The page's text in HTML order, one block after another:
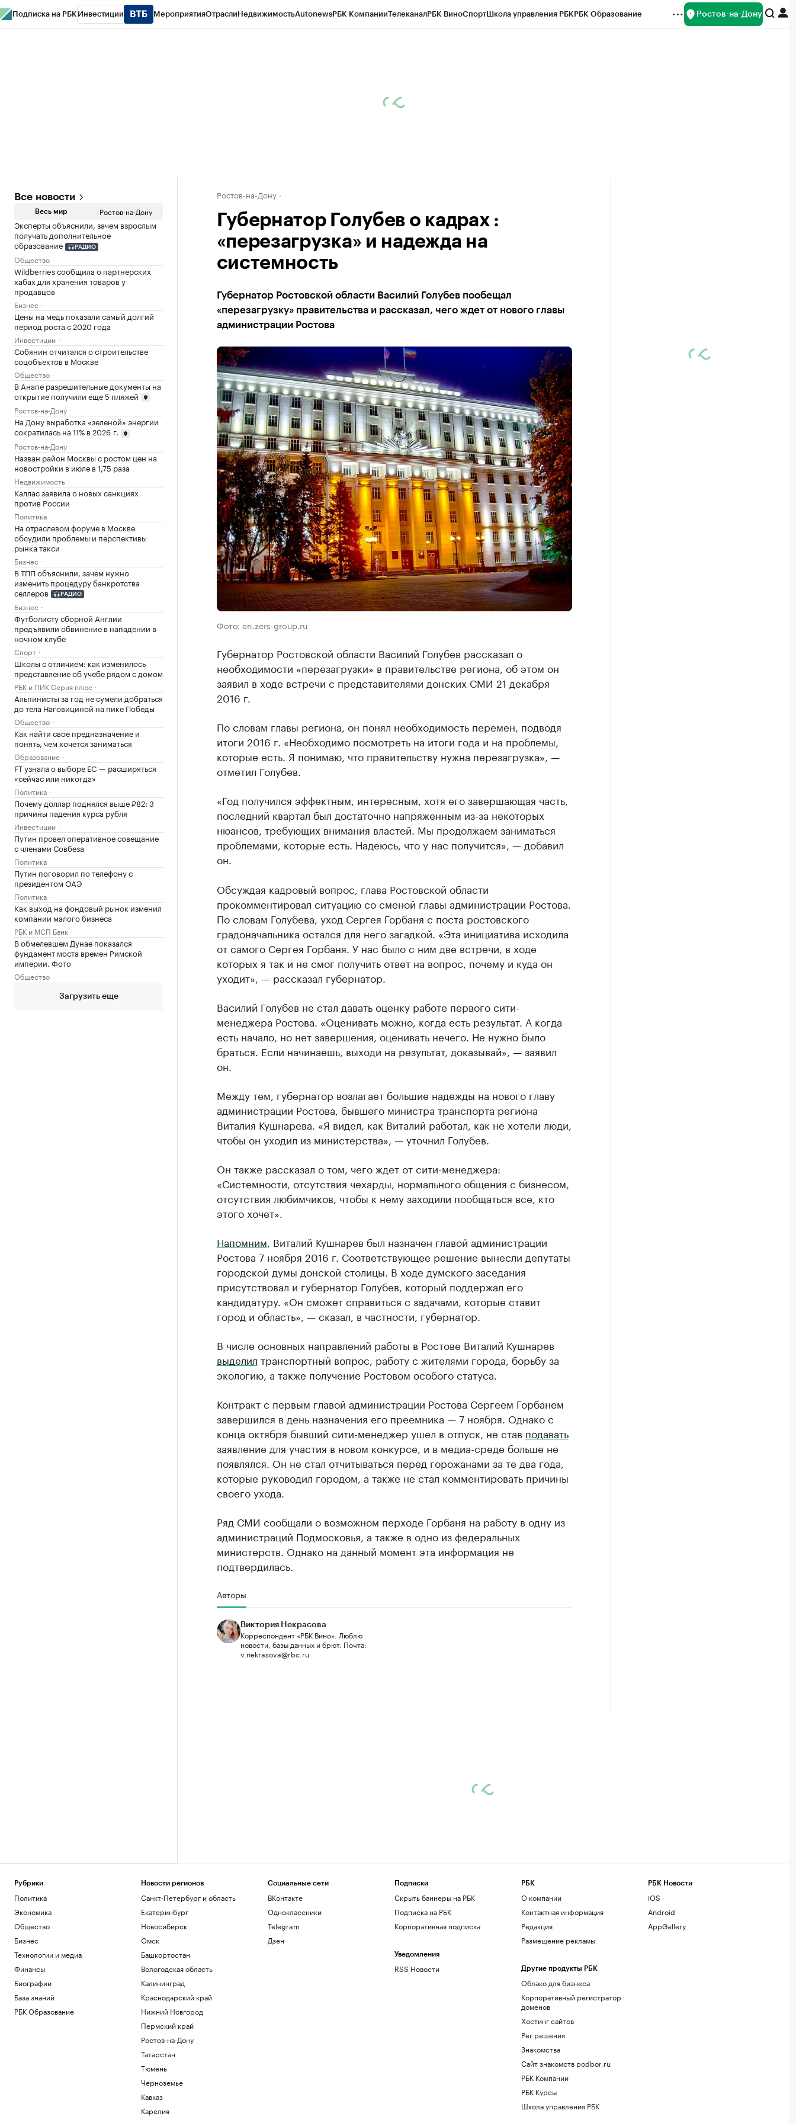
Подписка на РБК Инвестиции МероприятияОтраслиНедвижимостьAutonewsРБК КомпанииТелеканалРБК ВиноСпортШкола управления РБКРБК Образование Ростов-на-Дону
Все новости
Весь мир Ростов-на-Дону
Эксперты объяснили, зачем взрослым
получать дополнительное
образование
РАДИО
Общество
Wildberries сообщила о партнерских
хабах для хранения товаров у
продавцов
Бизнес
Цены на медь показали самый долгий
период роста с 2020 года
Инвестиции
Собянин отчитался о строительстве
соцобъектов в Москве
Общество
В Анапе разрешительные документы на
открытие получили еще 5 пляжей
Ростов-на-Дону
На Дону выработка «зеленой» энергии
сократилась на 11% в 2026 г.
Ростов-на-Дону
Назван район Москвы с ростом цен на
новостройки в июле в 1,75 раза
Недвижимость
Каллас заявила о новых санкциях
против России
Политика
На отраслевом форуме в Москве
обсудили проблемы и перспективы
рынка такси
Бизнес
В ТПП объяснили, зачем нужно
изменить процедуру банкротства
селлеров
РАДИО
Бизнес
Футболисту сборной Англии
предъявили обвинение в нападении в
ночном клубе
Спорт
Школы с отличием: как изменилось
представление об учебе рядом с домом
РБК и ПИК Серия плюс
Альпинисты за год не сумели добраться
до тела Наговициной на пике Победы
Общество
Как найти свое предназначение и
понять, чем хочется заниматься
Образование
FT узнала о выборе ЕС — расширяться
«сейчас или никогда»
Политика
Почему доллар поднялся выше ₽82: 3
причины падения курса рубля
Инвестиции
Путин провел оперативное совещание
с членами Совбеза
Политика
Путин поговорил по телефону с
президентом ОАЭ
Политика
Как выход на фондовый рынок изменил
компании малого бизнеса
РБК и МСП Банк
В обмелевшем Дунае показался
фундамент моста времен Римской
империи. Фото
Общество
Загрузить еще
Ростов-на-Дону
Губернатор Голубев о кадрах :
«перезагрузка» и надежда на
системность
Губернатор Ростовской области Василий Голубев пообещал
«перезагрузку» правительства и рассказал, чего ждет от нового главы
администрации Ростова
Фото: en.zers-group.ru
Губернатор Ростовской области Василий Голубев рассказал о
необходимости «перезагрузки» в правительстве региона, об этом он
заявил в ходе встречи с представителями донских СМИ 21 декабря
2016 г.
По словам главы региона, он понял необходимость перемен, подводя
итоги 2016 г. «Необходимо посмотреть на итоги года и на проблемы,
которые есть. Я понимаю, что правительству нужна перезагрузка», —
отметил Голубев.
«Год получился эффектным, интересным, хотя его завершающая часть,
последний квартал был достаточно напряженным из-за некоторых
нюансов, требующих внимания властей. Мы продолжаем заниматься
проблемами, которые есть. Надеюсь, что у нас получится», — добавил
он.
Обсуждая кадровый вопрос, глава Ростовской области
прокомментировал ситуацию со сменой главы администрации Ростова.
По словам Голубева, уход Сергея Горбаня с поста ростовского
градоначальника остался для него загадкой. «Эта инициатива исходила
от самого Сергея Горбаня. У нас было с ним две встречи, в ходе
которых я так и не смог получить ответ на вопрос, почему и куда он
уходит», — рассказал губернатор.
Василий Голубев не стал давать оценку работе первого сити-
менеджера Ростова. «Оценивать можно, когда есть результат. А когда
есть начало, но нет завершения, оценивать нечего. Не нужно было
браться. Если начинаешь, выходи на результат, доказывай», — заявил
он.
Между тем, губернатор возлагает большие надежды на нового главу
администрации Ростова, бывшего министра транспорта региона
Виталия Кушнарева. «Я видел, как Виталий работал, как не хотели люди,
чтобы он уходил из министерства», — уточнил Голубев.
Он также рассказал о том, чего ждет от сити-менеджера:
«Системности, отсутствия чехарды, нормального общения с бизнесом,
отсутствия любимчиков, чтобы к нему заходили пообщаться все, кто
этого хочет».
Напомним , Виталий Кушнарев был назначен главой администрации
Ростова 7 ноября 2016 г. Соответствующее решение вынесли депутаты
городской думы донской столицы. В ходе думского заседания
присутствовал и губернатор Голубев, который поддержал его
кандидатуру. «Он сможет справиться с задачами, которые ставит
город и область», — сказал, в частности, губернатор.
В числе основных направлений работы в Ростове Виталий Кушнарев
выделил транспортный вопрос, работу с жителями города, борьбу за
экологию, а также получение Ростовом особого статуса.
Контракт с первым главой администрации Ростова Сергеем Горбанем
завершился в день назначения его преемника — 7 ноября. Однако с
конца октября бывший сити-менеджер ушел в отпуск, не став подавать
заявление для участия в новом конкурсе, и в медиа-среде больше не
появлялся. Он не стал отчитываться перед горожанами за те два года,
которые руководил городом, а также не стал комментировать причины
своего ухода.
Ряд СМИ сообщали о возможном перходе Горбаня на работу в одну из
администраций Подмосковья, а также в одно из федеральных
министерств. Однако на данный момент эта информация не
подтвердилась.
Авторы
Виктория Некрасова
Корреспондент «РБК Вино». Люблю
новости, базы данных и брют. Почта:
v.nekrasova@rbc.ru
Рубрики
Политика
Экономика
Общество
Бизнес
Технологии и медиа
Финансы
Биографии
База знаний
РБК Образование
Новости регионов
Санкт-Петербург и область
Екатеринбург
Новосибирск
Омск
Башкортостан
Вологодская область
Калининград
Краснодарский край
Нижний Новгород
Пермский край
Ростов-на-Дону
Татарстан
Тюмень
Черноземье
Кавказ
Карелия
Социальные сети
ВКонтакте
Одноклассники
Telegram
Дзен
Подписки
Скрыть баннеры на РБК
Подписка на РБК
Корпоративная подписка
Уведомления
RSS Новости
РБК
О компании
Контактная информация
Редакция
Размещение рекламы
Другие продукты РБК
Облако для бизнеса
Корпоративный регистратор
доменов
Хостинг сайтов
Рег.решения
Знакомства
Сайт знакомств podbor.ru
РБК Компании
РБК Курсы
Школа управления РБК
РБК Новости
iOS
Android
AppGallery